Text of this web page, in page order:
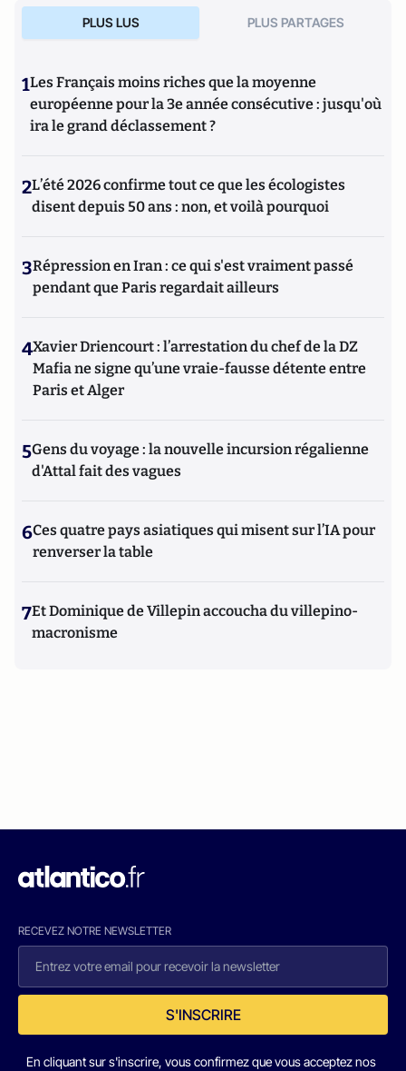
PLUS LUS PLUS PARTAGES
1Les Français moins riches que la moyenne
européenne pour la 3e année consécutive : jusqu'où
ira le grand déclassement ?
2L’été 2026 confirme tout ce que les écologistes
disent depuis 50 ans : non, et voilà pourquoi
3Répression en Iran : ce qui s'est vraiment passé
pendant que Paris regardait ailleurs
4Xavier Driencourt : l’arrestation du chef de la DZ
Mafia ne signe qu’une vraie-fausse détente entre
Paris et Alger
5Gens du voyage : la nouvelle incursion régalienne
d'Attal fait des vagues
6Ces quatre pays asiatiques qui misent sur l’IA pour
renverser la table
7Et Dominique de Villepin accoucha du villepino-
macronisme
RECEVEZ NOTRE NEWSLETTER
S'INSCRIRE
En cliquant sur s'inscrire, vous confirmez que vous acceptez nos